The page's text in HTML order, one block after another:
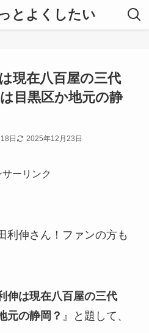
とよくしたい
現在八百屋の三代
目黒区か地元の静
日 2025年12月23日
サーリンク
利伸さん！ファンの方も
伸は現在八百屋の三代
元の静岡？ 』と題して、